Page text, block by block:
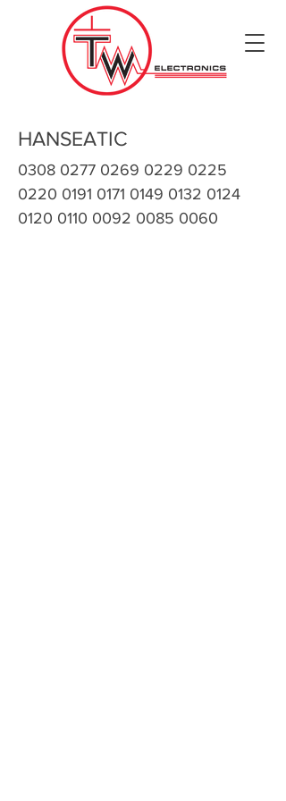
HANSEATIC
0308 0277 0269 0229 0225
0220 0191 0171 0149 0132 0124
0120 0110 0092 0085 0060